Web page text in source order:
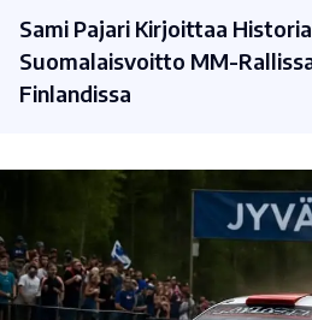
Sami Pajari Kirjoittaa
Suomalaisvoitto MM-
Finlandissa